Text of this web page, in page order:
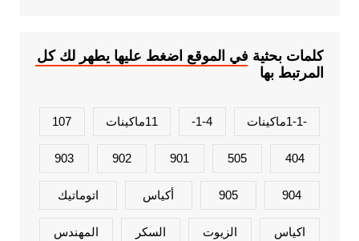
كلمات بحثية في الموقع اضغط عليها يطهر لك كل
المرتبط بها
-1-1ماكينات 1-4- 11ماكينات 107
404
505
901
902
903
904
905 أكياس اتوماتيك
اكياس الزيوت السكر المهندس